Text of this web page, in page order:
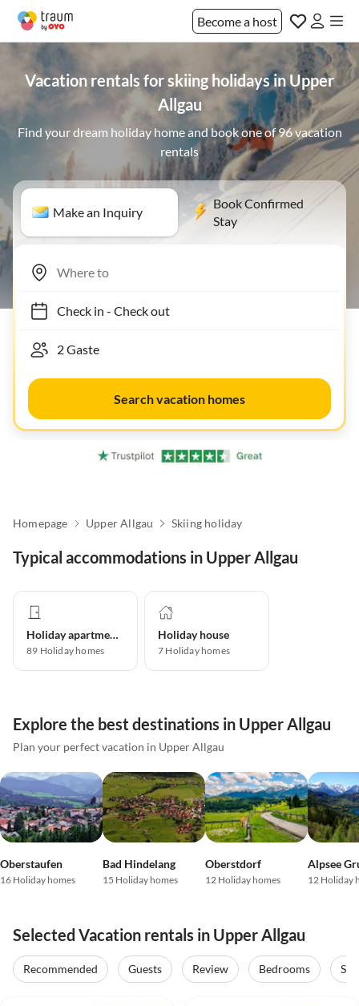
Become a host
Vacation rentals for skiing holidays in Upper
Allgau
Find your dream holiday home and book one of 96 vacation
rentals
Make an Inquiry
Book Confirmed
Stay
Check in- Check out
Search vacation homes
Homepage Upper Allgau Skiing holiday
Typical accommodations in Upper Allgau
Holiday apartment
89 Holiday homes
Holiday house
7 Holiday homes
Explore the best destinations in Upper Allgau
Plan your perfect vacation in Upper Allgau
Oberstaufen
16 Holiday homes
Bad Hindelang
15 Holiday homes
Oberstdorf
12 Holiday homes
Alpsee
12 Holiday
Selected Vacation rentals in Upper Allgau
Recommended Guests Review Bedrooms
Top-Listing Top-Listing